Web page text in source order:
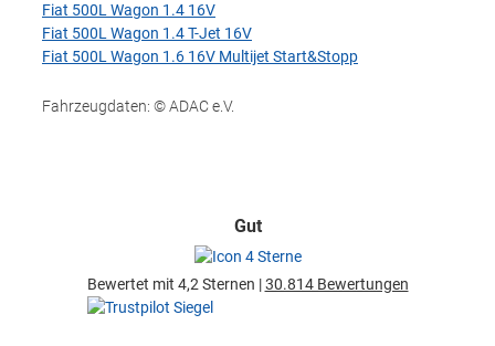
Fiat 500L Wagon 1.4 16V
Fiat 500L Wagon 1.4 T-Jet 16V
Fiat 500L Wagon 1.6 16V Multijet Start&Stopp
Fahrzeugdaten: © ADAC e.V.
Gut
Bewertet mit 4,2 Sternen |30.814 Bewertungen